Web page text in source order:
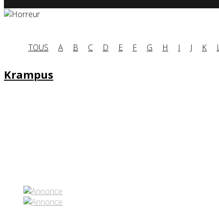
TOUS A B C D E F G H I J K
Krampus